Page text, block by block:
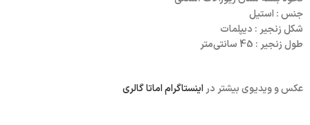
جنس : استیل
شکل زنجیر : دیپلمات
طول زنجیر : 45 سانتی‌متر
عکس و ویدیوی بیشتر در اینستاگرام اماتا گالری